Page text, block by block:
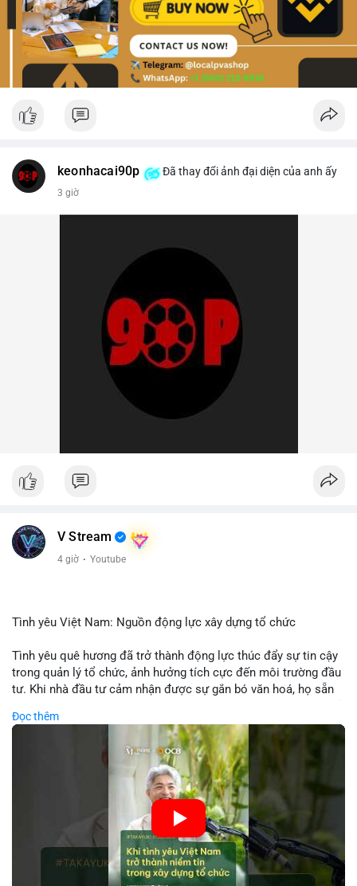
keonhacai90p Đã thay đổi ảnh đại diện của anh ấy
3 giờ
V Stream
4 giờ · Youtube
Tình yêu Việt Nam: Nguồn động lực xây dựng tổ chức
Tình yêu quê hương đã trở thành động lực thúc đẩy sự tin cậy
trong quản lý tổ chức, ảnh hưởng tích cực đến môi trường đầu
tư. Khi nhà đầu tư cảm nhận được sự gắn bó văn hoá, họ sẵn
các công ty blockchain và tiền mã hoá. Sự tăng cường niềm
tin này giúp giảm rủi ro thị trường, cải thiện chi phí vốn và thúc
đẩy sự phát triển bền vững của ngành công nghệ tài chính. Các
nhà quản lý cần khai thác tinh thần này để xây dựng chiến lược
phát triển bền vững và thu hút vốn đầu tư.
🎥 Xem video trực tiếp tại:
Nguồn: VIETSUCCESS
Đọc thêm